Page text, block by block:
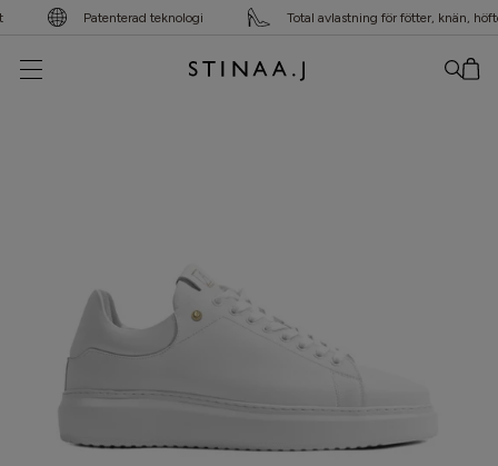
Patenterad teknologi Total avlastning för fötter, knän,